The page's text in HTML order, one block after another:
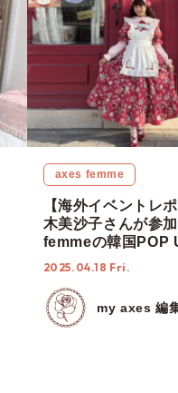
axes femme
【海外イベントレ
木美沙子さんが参
femmeの韓国POP
況♡2日間の様子を
2025.04.18 Fri.
my axes 編